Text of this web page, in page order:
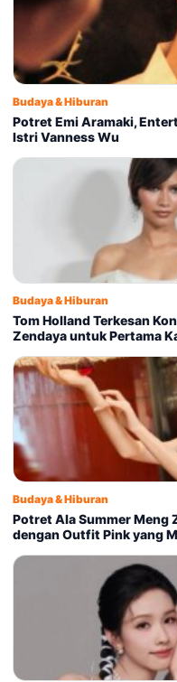
Budaya & Hiburan
Potret Emi Aramaki,
Istri Vanness Wu
Budaya & Hiburan
Tom Holland Terkesan
Zendaya untuk Pertama
Budaya & Hiburan
Potret Ala Summer Meng
dengan Outfit Pink yang